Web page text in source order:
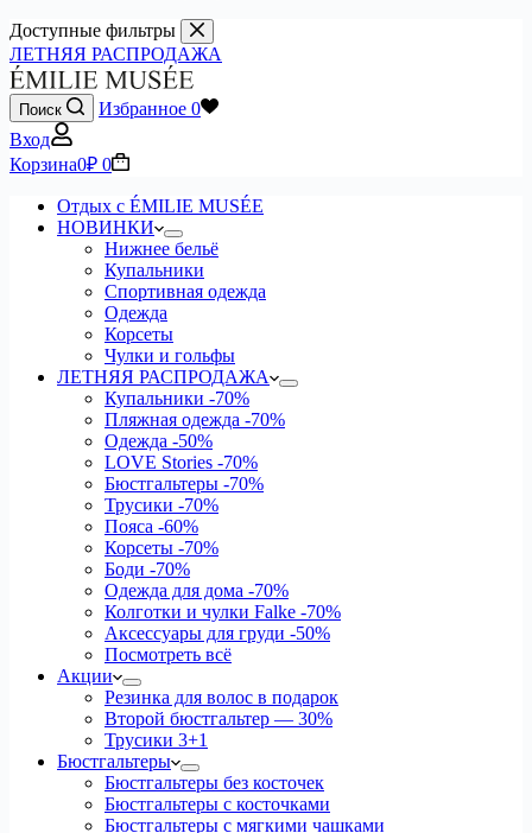
Доступные фильтры
ЛЕТНЯЯ РАСПРОДАЖА
Поиск Избранное 0
Вход
Корзина0₽ 0
Отдых с ÉMILIE MUSÉE
НОВИНКИ
Нижнее бельё
Купальники
Спортивная одежда
Одежда
Корсеты
Чулки и гольфы
ЛЕТНЯЯ РАСПРОДАЖА
Купальники -70%
Пляжная одежда -70%
Одежда -50%
LOVE Stories -70%
Бюстгальтеры -70%
Трусики -70%
Пояса -60%
Корсеты -70%
Боди -70%
Одежда для дома -70%
Колготки и чулки Falke -70%
Аксессуары для груди -50%
Посмотреть всё
Акции
Резинка для волос в подарок
Второй бюстгальтер — 30%
Трусики 3+1
Бюстгальтеры
Бюстгальтеры без косточек
Бюстгальтеры с косточками
Бюстгальтеры с мягкими чашками